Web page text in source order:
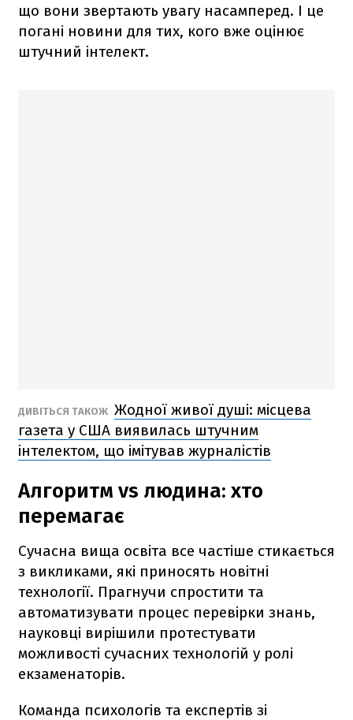
що вони звертають увагу насамперед. І це
погані новини для тих, кого вже оцінює
штучний інтелект.
ДИВІТЬСЯ ТАКОЖ Жодної живої душі: місцева
газета у США виявилась штучним
інтелектом, що імітував журналістів
Алгоритм vs людина: хто
перемагає
Сучасна вища освіта все частіше стикається
з викликами, які приносять новітні
технології. Прагнучи спростити та
автоматизувати процес перевірки знань,
науковці вирішили протестувати
можливості сучасних технологій у ролі
екзаменаторів.
Команда психологів та експертів зі